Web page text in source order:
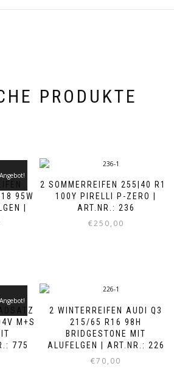
PRODUKTE
95W
|
Angebot!
2 SOMMERREIFEN 255|40 R19
100Y PIRELLI P-ZERO |
ART.NR.: 236
€250,00
M+S
775
Angebot!
2 WINTERREIFEN AUDI Q3
215/65 R16 98H
BRIDGESTONE MIT
ALUFELGEN | ART.NR.: 226
€70,00